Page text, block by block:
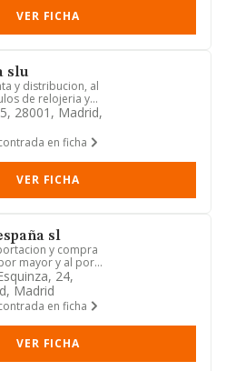
VER FICHA
slu
y distribucion, al
de relojeria y
28001, Madrid,
en ficha
VER FICHA
sl
y compra
mayor y al por
y ...
24,
Madrid
en ficha
VER FICHA